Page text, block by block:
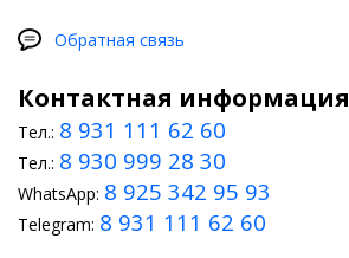
Обратная связь
Контактная информация
Тел.: 8 931 111 62 60
Тел.: 8 930 999 28 30
WhatsApp: 8 925 342 95 93
Telegram: 8 931 111 62 60